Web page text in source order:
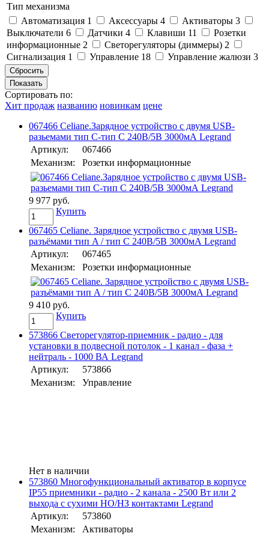
Тип механизма
Автоматизация 1 Аксессуары 4 Активаторы 3
Выключатели 6 Датчики 4 Клавиши 11
Розетки
информационные 2 Светорегуляторы (диммеры) 2
Сигнализация 1 Управление 18 Управление жалюзи 3
Сортировать по:
Хит продаж названию новинкам цене
067466 Celiane.Зарядное устройство с двумя USB-
разьемами тип C-тип С 240В/5В 3000мА Legrand
Артикул:
067466
Механизм:
Розетки информационные
9 977 руб.
Купить
067465 Celiane. Зарядное устройство с двумя USB-
разъёмами тип A / тип С 240В/5В 3000мА Legrand
Артикул:
067465
Механизм:
Розетки информационные
9 410 руб.
Купить
573866 Светорегулятор-приемник - радио - для
установки в подвесной потолок - 1 канал - фаза +
нейтраль - 1000 ВА Legrand
Артикул:
573866
Механизм:
Управление
Нет в наличии
573860 Многофункциональный активатор в корпусе
IP55 приемники - радио - 2 канала - 2500 Вт или 2
выхода с сухими НО/НЗ контактами Legrand
Артикул:
573860
Механизм:
Активаторы